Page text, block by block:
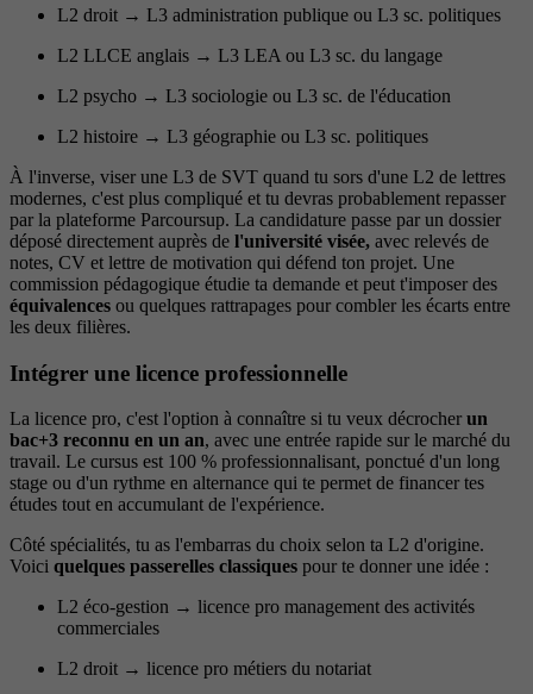
L2 droit → L3 administration publique ou L3 sc. politiques
L2 LLCE anglais → L3 LEA ou L3 sc. du langage
L2 psycho → L3 sociologie ou L3 sc. de l'éducation
L2 histoire → L3 géographie ou L3 sc. politiques
À l'inverse, viser une L3 de SVT quand tu sors d'une L2 de lettres
modernes, c'est plus compliqué et tu devras probablement repasser
par la plateforme Parcoursup. La candidature passe par un dossier
déposé directement auprès de l'université visée, avec relevés de
notes, CV et lettre de motivation qui défend ton projet. Une
commission pédagogique étudie ta demande et peut t'imposer des
équivalences ou quelques rattrapages pour combler les écarts entre
les deux filières.
Intégrer une licence professionnelle
La licence pro, c'est l'option à connaître si tu veux décrocher un
bac+3 reconnu en un an, avec une entrée rapide sur le marché du
travail. Le cursus est 100 % professionnalisant, ponctué d'un long
stage ou d'un rythme en alternance qui te permet de financer tes
études tout en accumulant de l'expérience.
Côté spécialités, tu as l'embarras du choix selon ta L2 d'origine.
Voici quelques passerelles classiques pour te donner une idée :
L2 éco-gestion → licence pro management des activités
commerciales
L2 droit → licence pro métiers du notariat